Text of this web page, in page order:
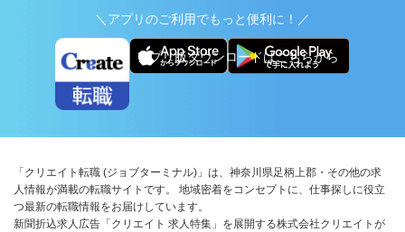
＼アプリのご利用でもっと便利に！／
アプリ版ダウンロードはこちらから
「クリエイト転職 (ジョブターミナル)」は、神奈川県足柄上郡・その他の求
人情報が満載の転職サイトです。 地域密着をコンセプトに、仕事探しに役立
つ最新の転職情報をお届けしています。
新聞折込求人広告「クリエイト 求人特集」を展開する株式会社クリエイトが